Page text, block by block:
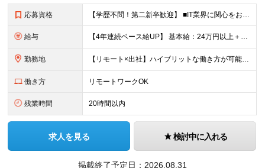
応募資格 【学歴不問！第二新卒歓迎】 ■IT業界に関心をお持ちの方 【IT業界未経験者の方へ】 ITエンジニアという仕事は、パソコンの前でずっとにらめっこを しているイメージがありますが、意外とそうではないん
給与 【4年連続ベース給UP】 基本給：24万円以上＋残業代(全額)＋各種手当 ※みなし残業なし ※基本給は経験や前職の給与を十分に考慮します ※交通費別途支給 ※6ヶ月間の試用期間があります（給与・待遇は
勤務地 【リモート×出社】ハイブリットな働き方が可能！ 東京、神奈川のプロジェクト先 ■本社 神奈川県横浜市神奈川区栄町3-12 パシフィックマークス横浜イースト6F ■事業所(東京都最寄駅のみ記載) サ
働き方 リモートワークOK
残業時間 20時間以内
求人を見る 検討中に入れる
掲載終了予定日： 2026.08.31